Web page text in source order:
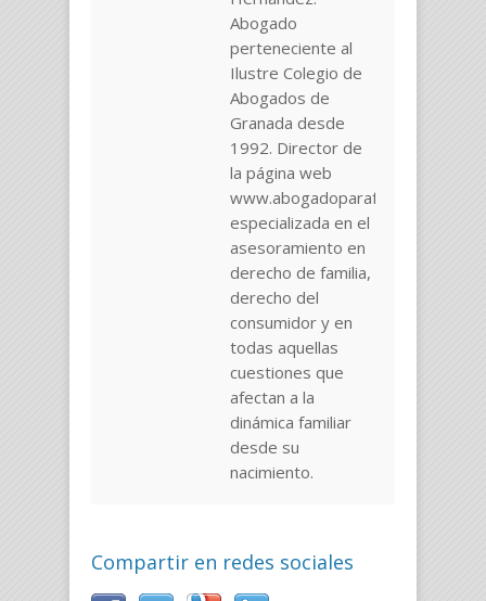
Abogado
perteneciente al
Ilustre Colegio de
Abogados de
Granada desde
1992. Director de
la página web
www.abogadoparafamilias.com
especializada en el
asesoramiento en
derecho de familia,
derecho del
consumidor y en
todas aquellas
cuestiones que
afectan a la
dinámica familiar
desde su
nacimiento.
Compartir en redes sociales